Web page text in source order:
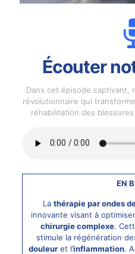
Écouter
Dans cet épisode captivant,
révolutionnaire qui
réhabilitation des
EN
La thérapie par ondes
innovante visant à
chirurgie complexe.
stimule la régénération
douleur et l’inflammation.